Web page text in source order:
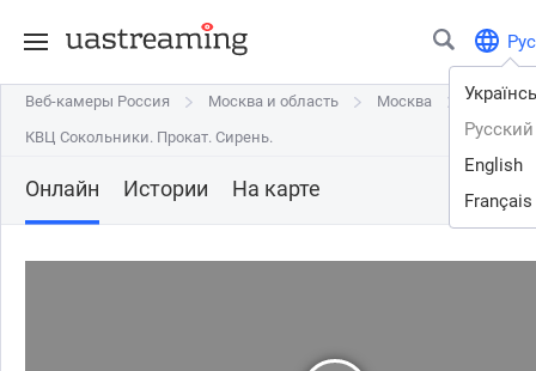
Рус
Русский
English
Français
Веб-камеры Россия Москва и область
Москва
КВЦ Сокольники. Прокат. Сирень.
Веб-камеры Россия Москва и область
Москва
КВЦ Сокольники. Прокат. Сирень.
Онлайн Истории На карте